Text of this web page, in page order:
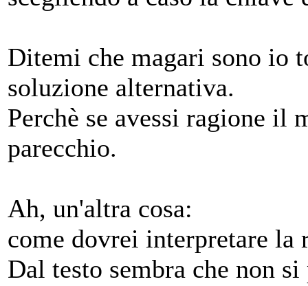
Ditemi che magari sono io
soluzione alternativa.
Perchè se avessi ragione il
parecchio.
Ah, un'altra cosa:
come dovrei interpretare la
Dal testo sembra che non